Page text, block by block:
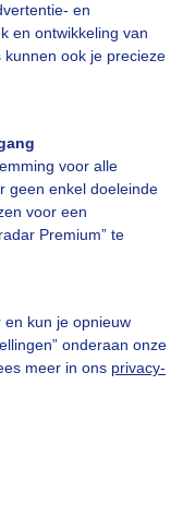
en
en ontwikkeling van
ook je precieze
voor alle
geen enkel doeleinde
voor een
Premium” te
kun je opnieuw
onderaan onze
meer in ons privacy-